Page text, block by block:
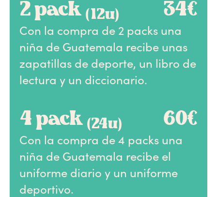
2 pack (12u) 34€
Con la compra de 2 packs una
niña de Guatemala recibe unas
zapatillas de deporte, un libro de
lectura y un diccionario.
4 pack (24u) 60€
Con la compra de 4 packs una
niña de Guatemala recibe el
uniforme diario y un uniforme
deportivo.